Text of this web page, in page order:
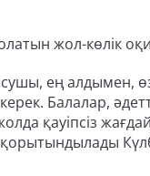
жол-көлік
ең алдымен, өз
керек. Балалар,
қауіпсіз